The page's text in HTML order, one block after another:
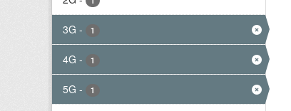
3G - 1
4G - 1
5G - 1